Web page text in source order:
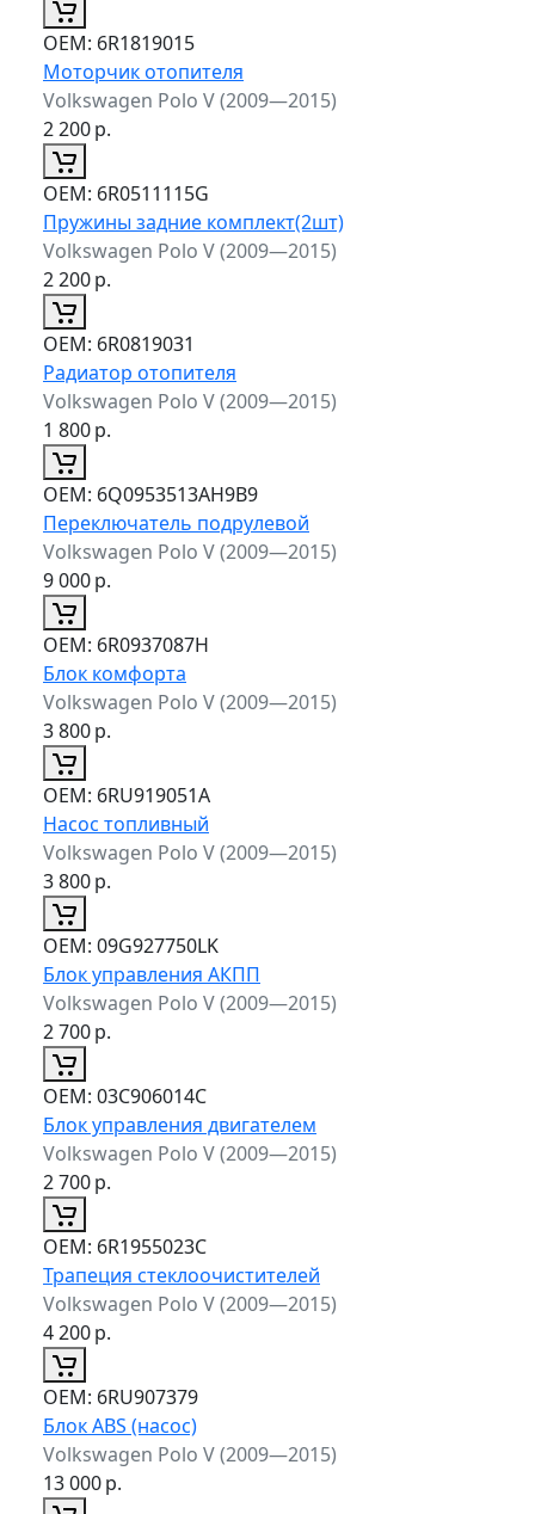
ОЕМ: 6R1819015
Моторчик отопителя
Volkswagen Polo V (2009—2015)
2 200р.
ОЕМ: 6R0511115G
Пружины задние комплект(2шт)
Volkswagen Polo V (2009—2015)
2 200р.
ОЕМ: 6R0819031
Радиатор отопителя
Volkswagen Polo V (2009—2015)
1 800р.
ОЕМ: 6Q0953513AH9B9
Переключатель подрулевой
Volkswagen Polo V (2009—2015)
9 000р.
ОЕМ: 6R0937087H
Блок комфорта
Volkswagen Polo V (2009—2015)
3 800р.
ОЕМ: 6RU919051A
Насос топливный
Volkswagen Polo V (2009—2015)
3 800р.
ОЕМ: 09G927750LK
Блок управления АКПП
Volkswagen Polo V (2009—2015)
2 700р.
ОЕМ: 03C906014C
Блок управления двигателем
Volkswagen Polo V (2009—2015)
2 700р.
ОЕМ: 6R1955023C
Трапеция стеклоочистителей
Volkswagen Polo V (2009—2015)
4 200р.
ОЕМ: 6RU907379
Блок ABS (насос)
Volkswagen Polo V (2009—2015)
13 000р.